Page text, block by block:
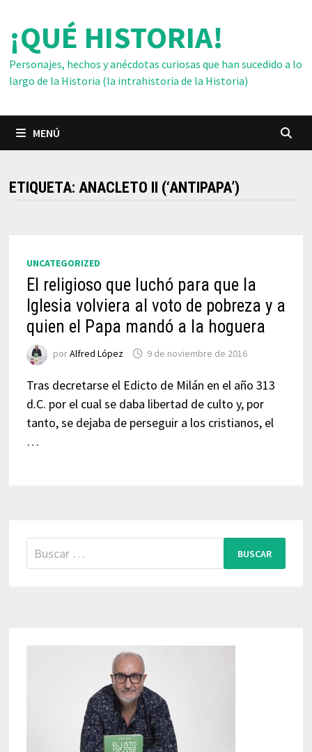
contenido
¡QUÉ HISTORIA!
Personajes, hechos y anécdotas curiosas que han sucedido a lo
largo de la Historia (la intrahistoria de la Historia)
MENÚ
ETIQUETA: ANACLETO II (‘ANTIPAPA’)
UNCATEGORIZED
El religioso que luchó para que la
Iglesia volviera al voto de pobreza y a
quien el Papa mandó a la hoguera
porAlfred López 9 de noviembre de 2016
Tras decretarse el Edicto de Milán en el año 313
d.C. por el cual se daba libertad de culto y, por
tanto, se dejaba de perseguir a los cristianos, el
…
Buscar: